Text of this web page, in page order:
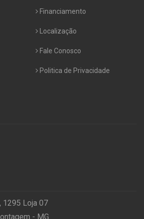
Financiamento
Localização
Fale Conosco
Politica de Privacidade
1295 Loja 07
- MG